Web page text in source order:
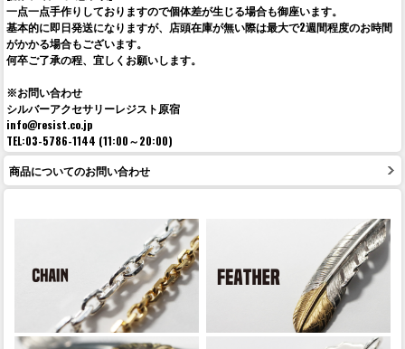
一点一点手作りしておりますので個体差が生じる場合も御座います。
基本的に即日発送になりますが、店頭在庫が無い際は最大で2週間程度のお時間
がかかる場合もございます。
何卒ご了承の程、宜しくお願いします。
※お問い合わせ
シルバーアクセサリーレジスト原宿
info@resist.co.jp
TEL:03-5786-1144 (11:00～20:00)
商品についてのお問い合わせ